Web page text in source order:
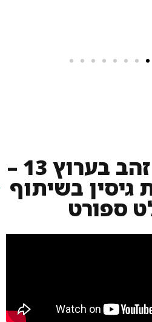
תכנית כושר זהב בערוץ 13 –
גיסין בשיתוף
ספורט